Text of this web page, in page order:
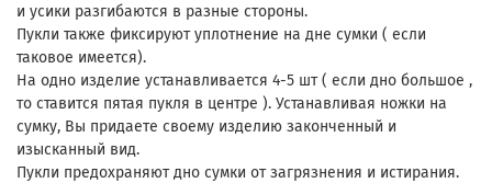
и усики разгибаются в разные стороны.
Пукли также фиксируют уплотнение на дне сумки ( если
таковое имеется).
На одно изделие устанавливается 4-5 шт ( если дно большое ,
то ставится пятая пукля в центре ). Устанавливая ножки на
сумку, Вы придаете своему изделию законченный и
изысканный вид.
Пукли предохраняют дно сумки от загрязнения и истирания.